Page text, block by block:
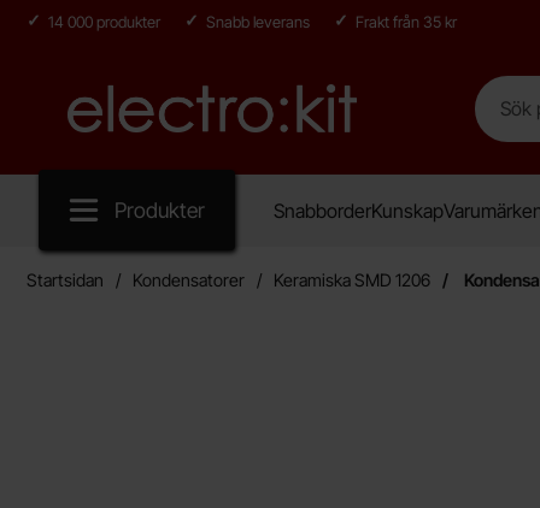
14 000 produkter Snabb leverans Frakt från 35 kr
Startsidan för Electro:kit
Sök
Sök på
Produkter SnabborderKunskap
Startsidan Kondensatorer Keramiska SMD 1206